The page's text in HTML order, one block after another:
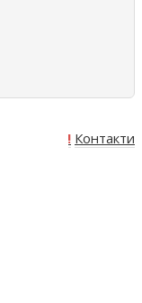
Акція! Контакти